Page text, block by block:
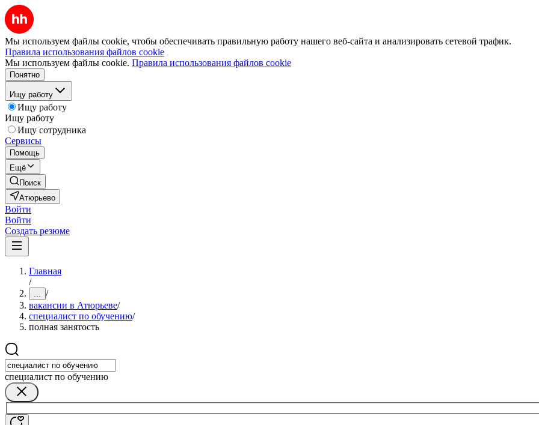
Мы используем файлы cookie, чтобы обеспечивать правильную работу нашего веб-сайта и анализировать сетевой трафик.
Правила использования файлов cookie
Мы используем файлы cookie. Правила использования файлов cookie
Понятно
Ищу работу
Ищу работу
Ищу работу
Ищу сотрудника
Сервисы
Помощь
Ещё
Поиск
Атюрьево
Войти
Войти
Создать резюме
Главная
/
... /
вакансии в Атюрьеве/
специалист по обучению/
полная занятость
специалист по обучению